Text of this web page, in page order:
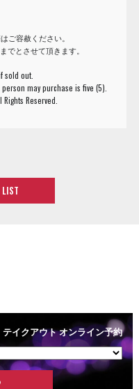
ご容赦ください。
でとさせて頂きます。
sold out.
may purchase is five (5).
Reserved.
テイクアウト オンライン予約